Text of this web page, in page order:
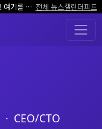
뉴스나 커뮤니티 링크를 제보하세요! 여기를 클릭해서 알려주세요. 전체 뉴스캘린더피드
· CEO/CTO